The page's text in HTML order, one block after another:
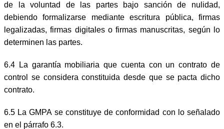
de la voluntad de las partes bajo sanción de nulidad,
debiendo formalizarse mediante escritura pública, firmas
legalizadas, firmas digitales o firmas manuscritas, según lo
determinen las partes.
6.4 La garantía mobiliaria que cuenta con un contrato de
control se considera constituida desde que se pacta dicho
contrato.
6.5 La GMPA se constituye de conformidad con lo señalado
en el párrafo 6.3.